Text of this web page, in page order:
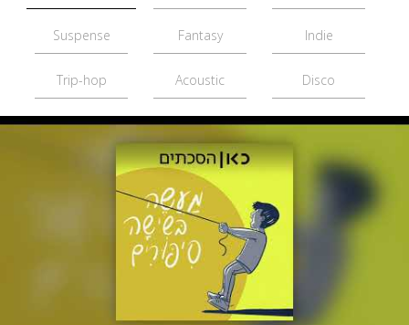
Suspense Fantasy Indie
Trip-hop Acoustic Disco